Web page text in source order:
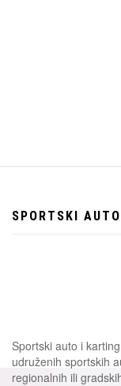
SPORTSKI
Sportski auto i
udruženih sportskih
regionalnih ili